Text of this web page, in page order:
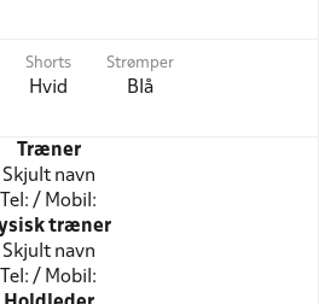
Shorts
Hvid
Strømper
Blå
Træner
Skjult navn
Tel: / Mobil:
træner
Skjult navn
Tel: / Mobil: